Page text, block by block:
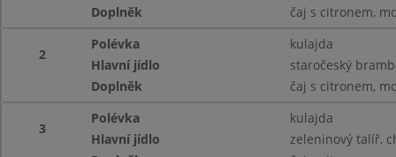
Doplněk
čaj s citronem,
2
Polévka
kulajda
Hlavní jídlo
staročeský
Doplněk
čaj s citronem,
3
Polévka
kulajda
Hlavní jídlo
zeleninový talíř,